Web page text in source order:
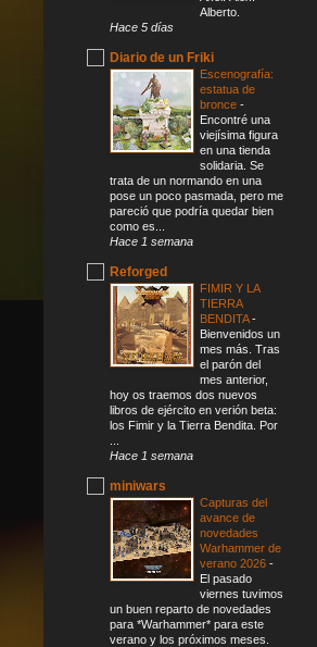
Alberto.
Hace 5 días
Diario de un Friki
Escenografía:
estatua de
bronce -
Encontré una
viejísima figura
en una tienda
solidaria. Se
trata de un normando en una
pose un poco pasmada, pero me
pareció que podría quedar bien
como es...
Hace 1 semana
Reforged
FIMIR Y LA
TIERRA
BENDITA-
Bienvenidos un
mes más. Tras
el parón del
mes anterior,
hoy os traemos dos nuevos
libros de ejército en verión beta:
los Fimir y la Tierra Bendita. Por
Hace 1 semana
miniwars
Capturas del
avance de
novedades
Warhammer de
verano 2026 -
El pasado
viernes tuvimos
un buen reparto de novedades
para *Warhammer* para este
verano y los próximos meses.